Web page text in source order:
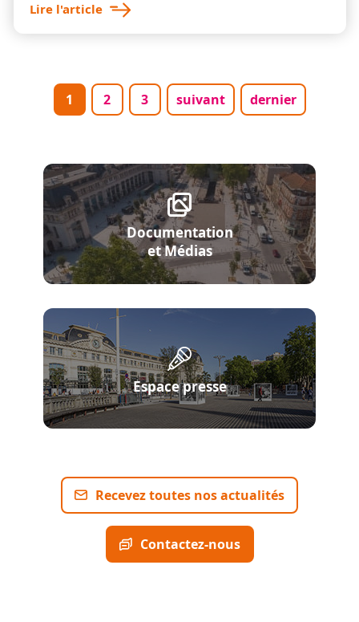
Lire l'article
PaginationPage courante
1 Page
2 Page
3 Page suivante
suivant Dernière page
dernier
Documentation
et Médias
Espace presse
Recevez toutes nos actualités
Contactez-nous